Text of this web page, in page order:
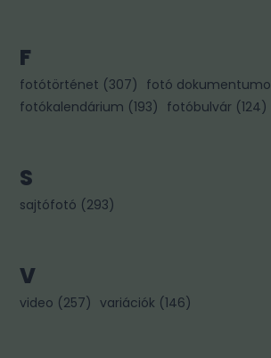
F
fotótörténet (307) fotó
fotókalendárium (193) fotóbulvár (124)
S
sajtófotó (293)
V
video (257) variációk (146)